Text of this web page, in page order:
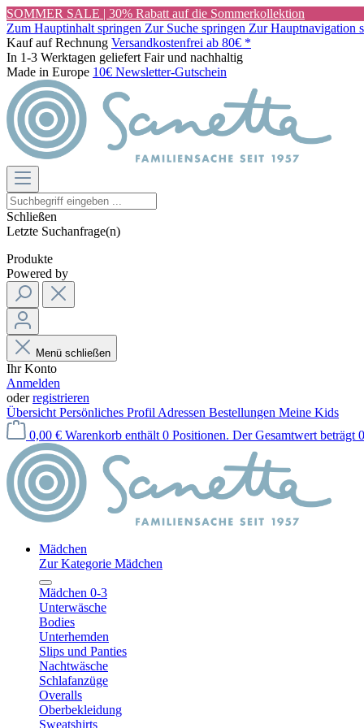
SOMMER SALE | 30% Rabatt auf die Sommerkollektion
Zum Hauptinhalt springen Zur Suche springen Zur Hauptnavigation
Kauf auf Rechnung Versandkostenfrei ab 80€ *
In 1-3 Werktagen geliefert Fair und nachhaltig
Made in Europe 10€ Newsletter-Gutschein
Schließen
Letzte Suchanfrage(n)
Produkte
Powered by
Menü schließen
Ihr Konto
Anmelden
oderregistrieren
Übersicht Persönliches Profil Adressen Bestellungen Meine Kids
0,00 € Warenkorb enthält 0 Positionen. Der Gesamtwert beträgt
Mädchen
Zur Kategorie Mädchen
Mädchen 0-3
Unterwäsche
Bodies
Unterhemden
Slips und Panties
Nachtwäsche
Schlafanzüge
Overalls
Oberbekleidung
Sweatshirts